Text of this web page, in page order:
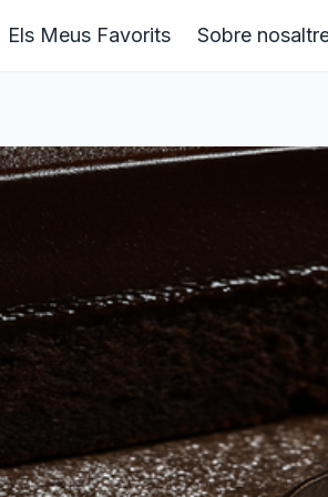
Els Meus Favorits Sobre